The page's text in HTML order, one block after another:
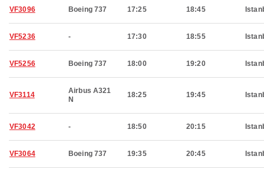
VF3096 Boeing 737 17:25 18:45
VF5236 - 17:30 18:55
VF5256 Boeing 737 18:00 19:20
VF3114
Airbus A321
N
18:25 19:45
VF3042 - 18:50 20:15
VF3064 Boeing 737 19:35 20:45